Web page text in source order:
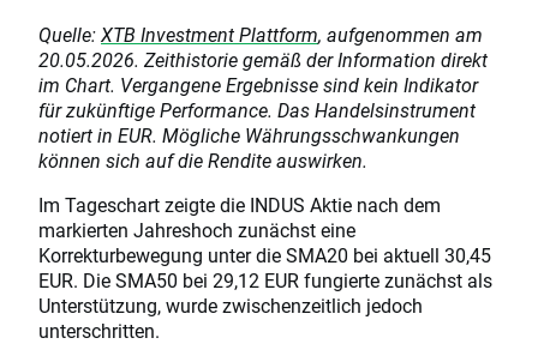
Quelle:XTB Investment Plattform, aufgenommen am
20.05.2026. Zeithistorie gemäß der Information direkt
im Chart. Vergangene Ergebnisse sind kein Indikator
für zukünftige Performance. Das Handelsinstrument
notiert in EUR. Mögliche Währungsschwankungen
können sich auf die Rendite auswirken.
Im Tageschart zeigte die INDUS Aktie nach dem
markierten Jahreshoch zunächst eine
Korrekturbewegung unter die SMA20 bei aktuell 30,45
EUR. Die SMA50 bei 29,12 EUR fungierte zunächst als
Unterstützung, wurde zwischenzeitlich jedoch
unterschritten.